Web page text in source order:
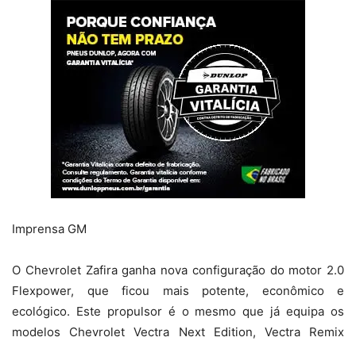
Imprensa GM
O Chevrolet Zafira ganha nova configuração do motor 2.0
Flexpower, que ficou mais potente, econômico e
ecológico. Este propulsor é o mesmo que já equipa os
modelos Chevrolet Vectra Next Edition, Vectra Remix